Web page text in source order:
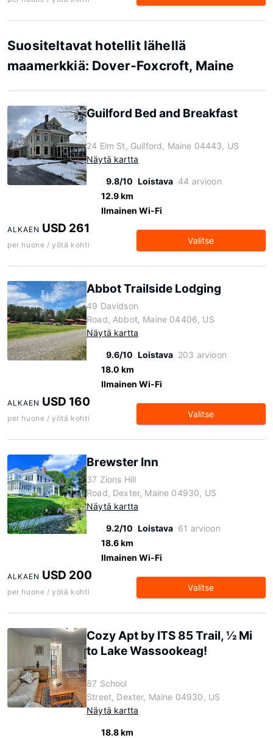
Suositeltavat hotellit lähellä
maamerkkiä: Dover-Foxcroft, Maine
Guilford Bed and Breakfast
24 Elm St, Guilford, Maine 04443, US
Näytä kartta
9.8/10 Loistava 44 arvioon
12.9 km
Ilmainen Wi-Fi
ALKAEN USD 261
per huone / yötä kohti Valitse
Abbot Trailside Lodging
49 Davidson
Road, Abbot, Maine 04406, US
Näytä kartta
9.6/10 Loistava 203 arvioon
18.0 km
Ilmainen Wi-Fi
ALKAEN USD 160
per huone / yötä kohti Valitse
Brewster Inn
37 Zions Hill
Road, Dexter, Maine 04930, US
Näytä kartta
9.2/10 Loistava 61 arvioon
18.6 km
Ilmainen Wi-Fi
ALKAEN USD 200
per huone / yötä kohti Valitse
Cozy Apt by ITS 85 Trail, ½ Mi
to Lake Wassookeag!
87 School
Street, Dexter, Maine 04930, US
Näytä kartta
18.8 km